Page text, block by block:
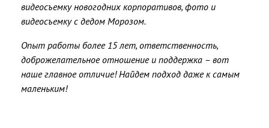
видеосъемку новогодних корпоративов, фото и
видеосъемку с дедом Морозом.
Опыт работы более 15 лет, ответственность,
доброжелательное отношение и поддержка – вот
наше главное отличие! Найдем подход даже к самым
маленьким!